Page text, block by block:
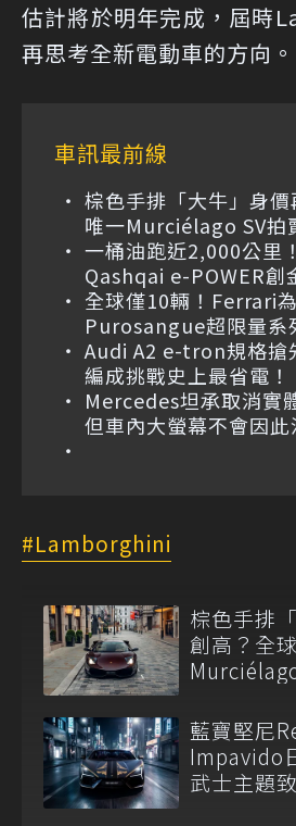
估計將於明年完成，屆時
再思考全新電動車的方向。
車訊最前線
棕色手排「大牛」身
唯一Murciélago SV拍
一桶油跑近2,000公里
Qashqai e-POWER創
全球僅10輛！Ferrari
Purosangue超限量系
Audi A2 e-tron規格搶
編成挑戰史上最省電！
Mercedes坦承取消實
但車內大螢幕不會因此
Lamborghini
棕色手排
創高？全
藍寶堅尼
Impavido
武士主題